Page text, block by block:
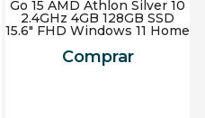
Go 15 AMD Athlon Silver 10
2.4GHz 4GB 128GB SSD
15.6" FHD Windows 11 Home
Comprar